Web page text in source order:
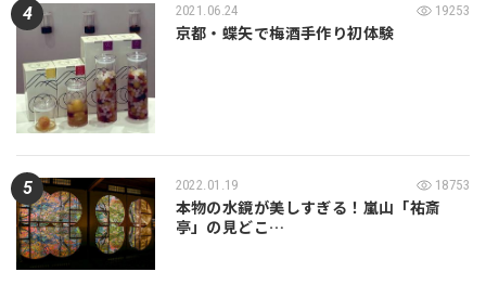
2021.06.24 19253
京都・蝶矢で梅酒手作り初体験
2022.01.19 18753
本物の水鏡が美しすぎる！嵐山「祐斎
亭」の見どこ…